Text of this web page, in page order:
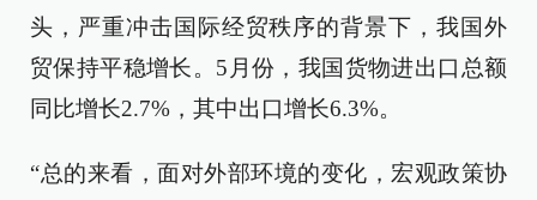
头，严重冲击国际经贸秩序的背景下，我国外
贸保持平稳增长。5月份，我国货物进出口总额
同比增长2.7%，其中出口增长6.3%。
“总的来看，面对外部环境的变化，宏观政策协